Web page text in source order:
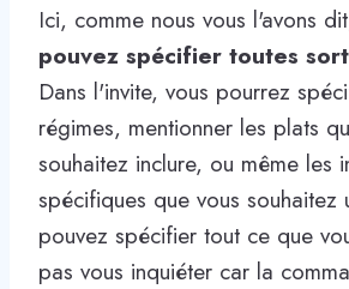
Ici, comme nous vous l'avons
pouvez spécifier toutes
Dans l'invite, vous pourrez
régimes, mentionner les plats
souhaitez inclure, ou même les
spécifiques que vous souhaitez
pouvez spécifier tout ce que
pas vous inquiéter car la